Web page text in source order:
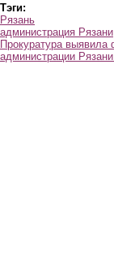
Тэги:
Рязань
администрация Рязани
Прокуратура выявила
администрации